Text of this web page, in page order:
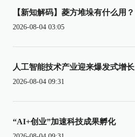
【新知解码】菱方堆垛有什么用？
2026-08-04 03:05
人工智能技术产业迎来爆发式增长
2026-08-04 09:31
“AI+创业”加速科技成果孵化